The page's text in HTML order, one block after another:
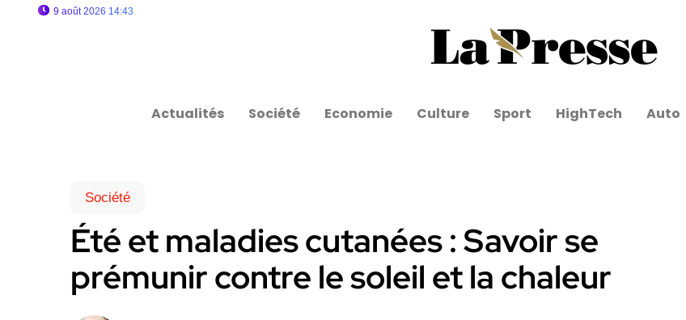
9 août 2026 14:43
Actualités Société Economie Culture Sport HighTech Auto
Société
Été et maladies cutanées : Savoir se
prémunir contre le soleil et la chaleur